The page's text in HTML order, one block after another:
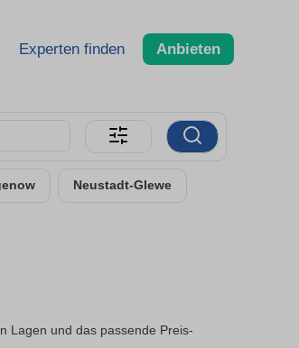
Experten finden Anbieten
Neustadt-Glewe
Lagen und das passende Preis-